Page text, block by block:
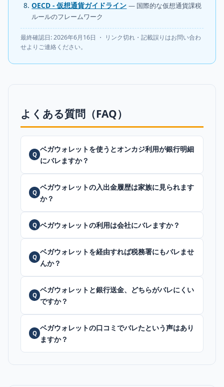
OECD - 仮想通貨ガイドライン — 国際的な仮想通貨課税
ルールのフレームワーク
最終確認日: 2026年6月16日 ・ リンク切れ・記載誤りはお問い合わ
せよりご連絡ください。
よくある質問（FAQ）
Q
ベガウォレットを使うとオンカジ利用が銀行明細
にバレますか？
Q
ベガウォレットの入出金履歴は家族に見られます
か？
Q ベガウォレットの利用は会社にバレますか？
Q
ベガウォレットを経由すれば税務署にもバレませ
んか？
Q
ベガウォレットと銀行送金、どちらがバレにくい
ですか？
Q
ベガウォレットの口コミでバレたという声はあり
ますか？